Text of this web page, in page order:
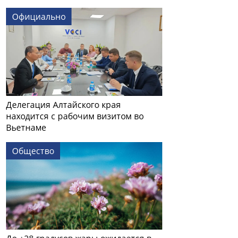
Официально
Делегация Алтайского края
находится с рабочим визитом во
Вьетнаме
Общество